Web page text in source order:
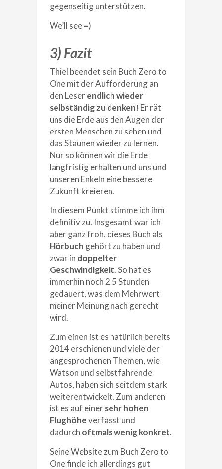
gegenseitig unterstützen.
We’ll see =)
3) Fazit
Thiel beendet sein Buch Zero to
One mit der Aufforderung an
den Leserendlich wieder
selbständig zu denken! Er rät
uns die Erde aus den Augen der
ersten Menschen zu sehen und
das Staunen wieder zu lernen.
Nur so können wir die Erde
langfristig erhalten und uns und
unseren Enkeln eine bessere
Zukunft kreieren.
In diesem Punkt stimme ich ihm
definitiv zu. Insgesamt war ich
aber ganz froh, dieses Buch als
Hörbuch gehört zu haben und
zwar in doppelter
Geschwindigkeit. So hat es
immerhin noch 2,5 Stunden
gedauert, was dem Mehrwert
meiner Meinung nach gerecht
wird.
Zum einen ist es natürlich bereits
2014 erschienen und viele der
angesprochenen Themen, wie
Watson und selbstfahrende
Autos, haben sich seitdem stark
weiterentwickelt. Zum anderen
ist es auf einersehr hohen
Flughöheverfasst und
dadurch oftmals wenig konkret.
Seine Website zum Buch Zero to
One finde ich allerdings gut